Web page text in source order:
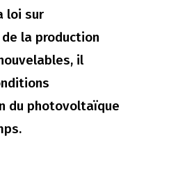
loi sur
la production
il
du photovoltaïque